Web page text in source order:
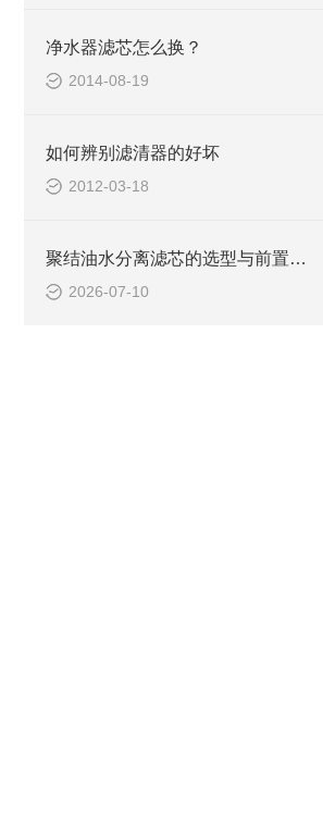
净水器滤芯怎么换？
2014-08-19
如何辨别滤清器的好坏
2012-03-18
聚结油水分离滤芯的选型与前置过滤搭配
2026-07-10